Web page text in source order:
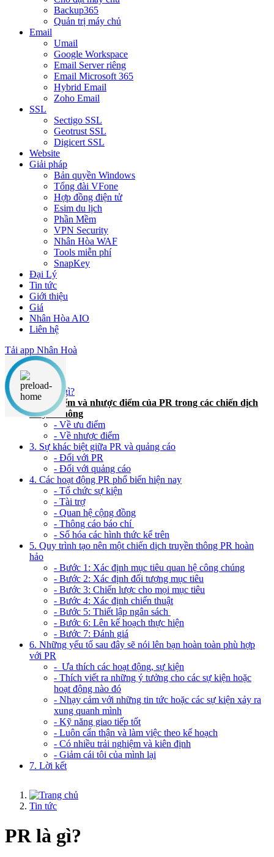
Backup365
Quản trị máy chủ
Email
Umail
Google Workspace
Email Server riêng
Email Microsoft 365
Hybrid Email
Zoho Email
SSL
Sectigo SSL
Geotrust SSL
Digicert SSL
Website
Giải pháp
Bản quyền Windows
Tổng đài VFone
Hợp đồng điện tử
Esim du lịch
Phần Mềm
VPN Security
Nhân Hòa WAF
Tools miễn phí
SnapKey
Đại Lý
Tin tức
Giới thiệu
Giá
Nhân Hòa AIO
Liên hệ
Tải app Nhân Hoà
Nội dung chính
1. PR là gì?
2. Ưu điểm và nhược điểm của PR trong các chiến dịch
truyền thông
- Về ưu điểm
- Về nhược điểm
3. Sự khác biệt giữa PR và quảng cáo
- Đối với PR
- Đối với quảng cáo
4. Các hoạt động PR phổ biến hiện nay
- Tổ chức sự kiện
- Tài trợ
- Quan hệ cộng đồng
- Thông cáo báo chí
- Số hóa các hình thức kể trên
5. Quy trình tạo nên một chiến dịch truyền thông PR hoàn
hảo
- Bước 1: Xác định mục tiêu quan hệ công chúng
- Bước 2: Xác định đối tượng mục tiêu
- Bước 3: Chiến lược cho mọi mục tiêu
- Bước 4: Xác định chiến thuật
- Bước 5: Thiết lập ngân sách
- Bước 6: Lên kế hoạch thực hiện
- Bước 7: Đánh giá
6. Những yếu tố sau đây sẽ nói lên bạn hoàn toàn phù hợp
với PR
- Ưa thích các hoạt động, sự kiện
- Thích viết ra những ý tưởng cho các sự kiện hoặc
hoạt động nào đó
- Nhạy cảm với những tin tức hoặc các sự kiện xảy ra
xung quanh mình
- Kỹ năng giao tiếp tốt
- Luôn cẩn thận và làm việc theo kế hoạch
- Có nhiều trải nghiệm và kiên định
- Giảm cái tôi của mình lại
7. Lời kết
Tin tức
PR là gì?